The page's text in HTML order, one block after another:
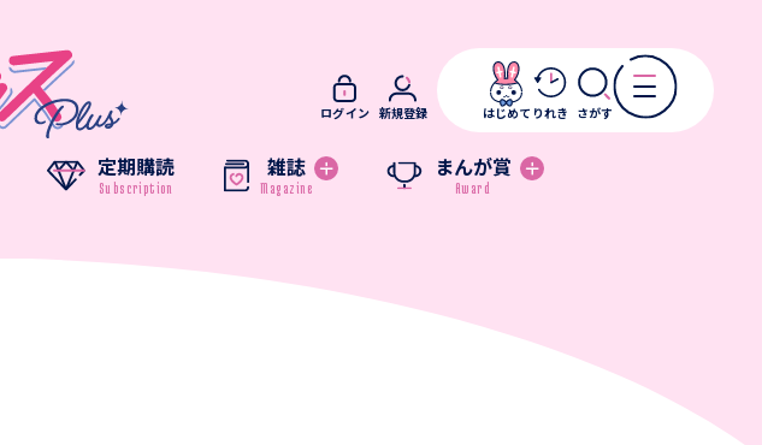
定期購読 雑誌 まんが賞
ログイン 新規登録 はじめて りれき さがす